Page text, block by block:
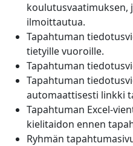
koulutusvaatimuksen,
ilmoittautua.
Tapahtuman
tietyille vuoroille.
Tapahtuman
Tapahtuman
automaattisesti linkki
Tapahtuman Excel-
kielitaidon ennen
Ryhmän